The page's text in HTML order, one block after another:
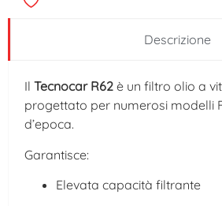
Descrizione
Il Tecnocar R62 è un filtro olio a
progettato per numerosi modelli
d’epoca.
Garantisce:
Elevata capacità filtrante